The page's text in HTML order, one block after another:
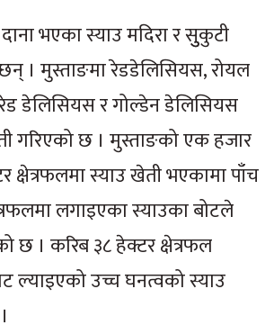
भएका स्याउ मदिरा र सुुकुटी
। मुस्ताङमा रेडडेलिसियस, रोयल
डेलिसियस र गोल्डेन डेलिसियस
गरिएको छ । मुस्ताङको एक हजार
क्षेत्रफलमा स्याउ खेती भएकामा पाँच
लगाइएका स्याउका बोटले
छ । करिब ३८ हेक्टर क्षेत्रफल
ल्याइएको उच्च घनत्वको स्याउ